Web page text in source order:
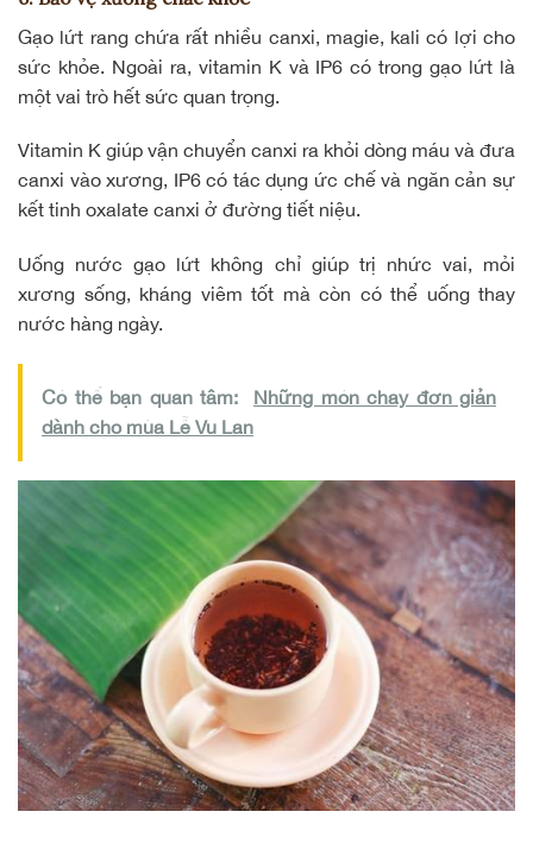
Gạo lứt rang chứa rất nhiều canxi, magie, kali có lợi cho
sức khỏe. Ngoài ra, vitamin K và IP6 có trong gạo lứt là
một vai trò hết sức quan trọng.
Vitamin K giúp vận chuyển canxi ra khỏi dòng máu và đưa
canxi vào xương, IP6 có tác dụng ức chế và ngăn cản sự
kết tinh oxalate canxi ở đường tiết niệu.
Uống nước gạo lứt không chỉ giúp trị nhức vai, mỏi
xương sống, kháng viêm tốt mà còn có thể uống thay
nước hàng ngày.
Có thể bạn quan tâm:
Những món chay đơn giản
dành cho mùa Lễ Vu Lan